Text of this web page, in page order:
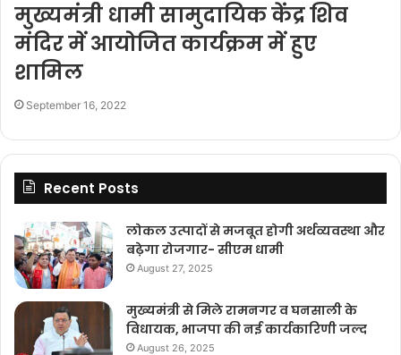
मुख्यमंत्री धामी सामुदायिक केंद्र शिव
मंदिर में आयोजित कार्यक्रम में हुए
शामिल
September 16, 2022
Recent Posts
लोकल उत्पादों से मजबूत होगी अर्थव्यवस्था और
बढ़ेगा रोजगार- सीएम धामी
August 27, 2025
मुख्यमंत्री से मिले रामनगर व घनसाली के
विधायक, भाजपा की नई कार्यकारिणी जल्द
August 26, 2025